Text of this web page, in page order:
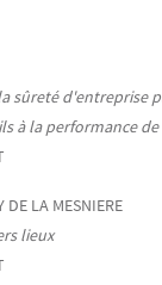
sûreté d'entreprise
à la performance
LA MESNIERE
lieux